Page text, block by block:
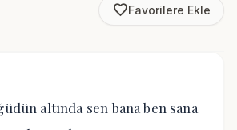
favorite_borderFavorilere Ekle
altında sen bana ben sana